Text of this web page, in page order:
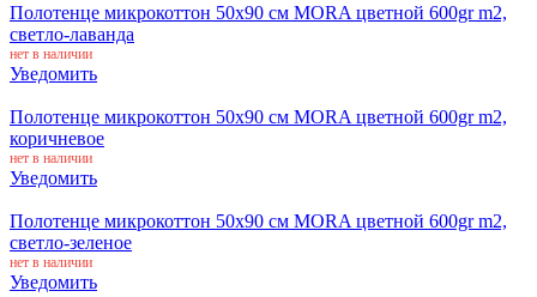
Полотенце микрокоттон 50x90 см MORA цветной 600gr m2,
светло-лаванда
нет в наличии
Уведомить
Полотенце микрокоттон 50x90 см MORA цветной 600gr m2,
коричневое
нет в наличии
Уведомить
Полотенце микрокоттон 50x90 см MORA цветной 600gr m2,
светло-зеленое
нет в наличии
Уведомить